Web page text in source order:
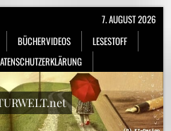
BÜCHERVIDEOS
LESESTOFF
7. AUGUST 2026